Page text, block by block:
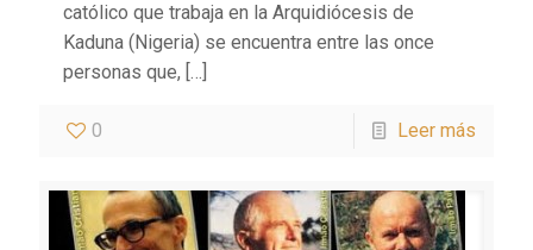
católico que trabaja en la Arquidiócesis de
Kaduna (Nigeria) se encuentra entre las once
personas que, […]
0 Leer más